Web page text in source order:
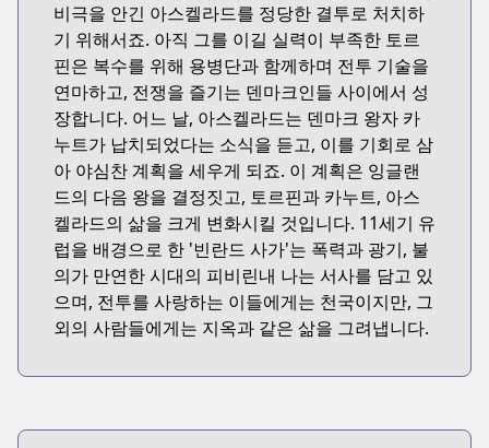
비극을 안긴 아스켈라드를 정당한 결투로 처치하
기 위해서죠. 아직 그를 이길 실력이 부족한 토르
핀은 복수를 위해 용병단과 함께하며 전투 기술을
연마하고, 전쟁을 즐기는 덴마크인들 사이에서 성
장합니다. 어느 날, 아스켈라드는 덴마크 왕자 카
누트가 납치되었다는 소식을 듣고, 이를 기회로 삼
아 야심찬 계획을 세우게 되죠. 이 계획은 잉글랜
드의 다음 왕을 결정짓고, 토르핀과 카누트, 아스
켈라드의 삶을 크게 변화시킬 것입니다. 11세기 유
럽을 배경으로 한 '빈란드 사가'는 폭력과 광기, 불
의가 만연한 시대의 피비린내 나는 서사를 담고 있
으며, 전투를 사랑하는 이들에게는 천국이지만, 그
외의 사람들에게는 지옥과 같은 삶을 그려냅니다.